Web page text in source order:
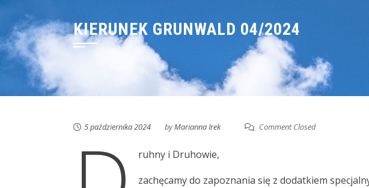
KIERUNEK GRUNWALD 04/2024
5 października 2024 byMarianna Irek Comment Closed
ruhny i Druhowie,
zachęcamy do zapoznania się z dodatkiem